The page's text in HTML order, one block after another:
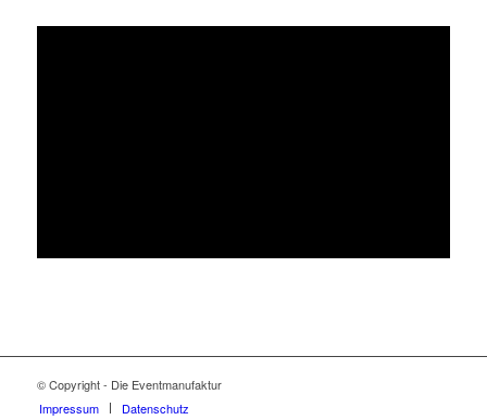
© Copyright - Die Eventmanufaktur
Impressum
Datenschutz